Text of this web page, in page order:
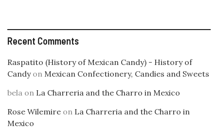
Recent Comments
Raspatito (History of Mexican Candy) - History of
Candyon Mexican Confectionery, Candies and Sweets
bela on La Charreria and the Charro in Mexico
Rose Wilemire on La Charreria and the Charro in
Mexico